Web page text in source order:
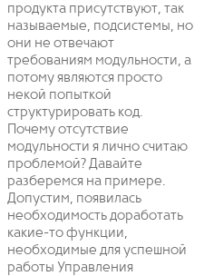
продукта присутствуют, так
называемые, подсистемы, но
они не отвечают
требованиям модульности, а
потому являются просто
некой попыткой
структурировать код.
Почему отсутствие
модульности я лично считаю
проблемой? Давайте
разберемся на примере.
Допустим, появилась
необходимость доработать
какие-то функции,
необходимые для успешной
работы Управления